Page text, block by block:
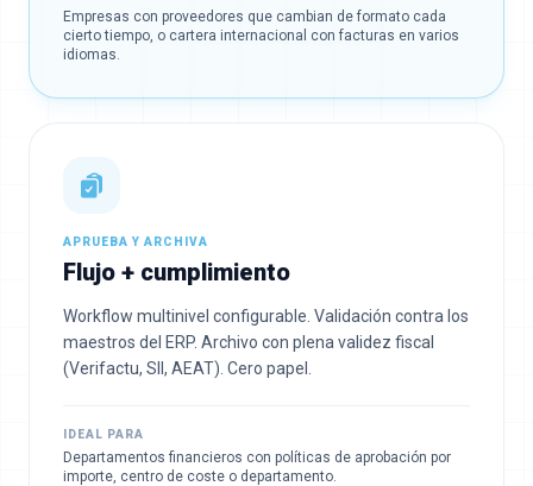
Empresas con proveedores que cambian de formato cada
cierto tiempo, o cartera internacional con facturas en varios
idiomas.
APRUEBA Y ARCHIVA
Flujo + cumplimiento
Workflow multinivel configurable. Validación contra los
maestros del ERP. Archivo con plena validez fiscal
(Verifactu, SII, AEAT). Cero papel.
IDEAL PARA
Departamentos financieros con políticas de aprobación por
importe, centro de coste o departamento.